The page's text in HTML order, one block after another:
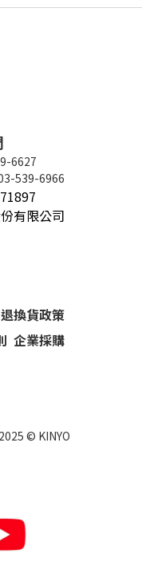
6627
539-6966
有限公司
退換貨政策
企業採購
© KINYO